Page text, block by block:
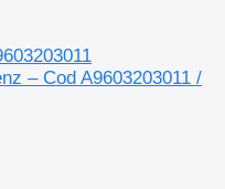
– Cod A9603203011 /